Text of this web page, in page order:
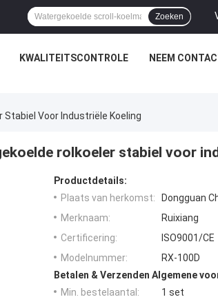
Zoeken
KWALITEITSCONTROLE NEEM
Stabiel Voor Industriële Koeling
rolkoeler stabiel voor
Productdetails:
Plaats van herkomst:
Dongguan
Merknaam:
Ruixiang
Certificering:
ISO9001/CE
Modelnummer:
RX-100D
Betalen & Verzenden Algemene
Min. bestelaantal:
1 set